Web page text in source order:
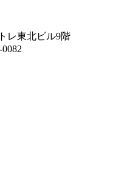
レ東北ビル9階